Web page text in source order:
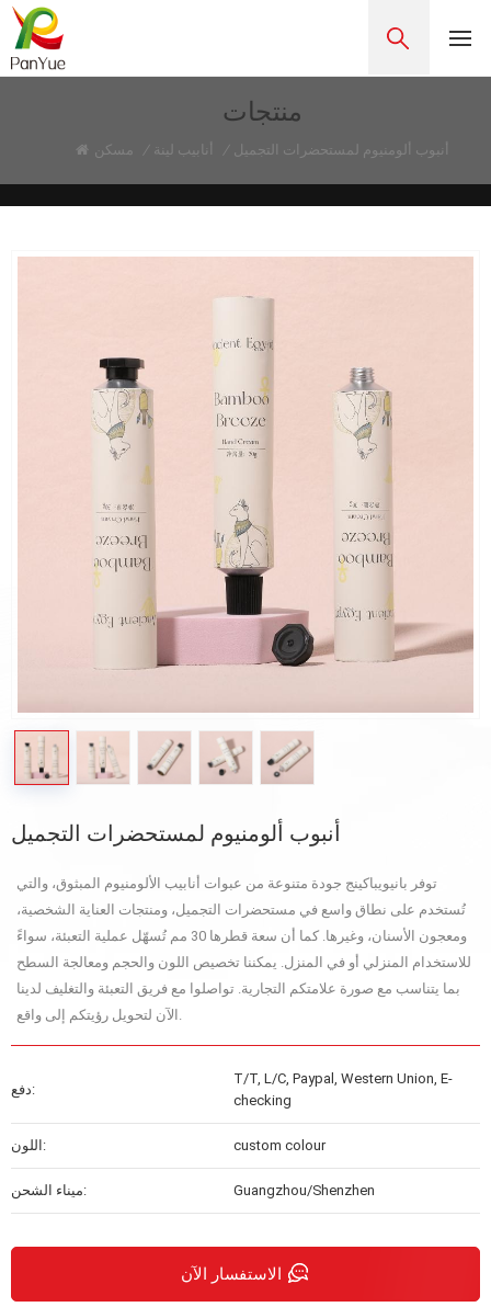
منتجات
مسكن / أنابيب لينة / أنبوب ألومنيوم لمستحضرات التجميل
أنبوب ألومنيوم لمستحضرات التجميل
توفر بانيويباكينج جودة متنوعة من عبوات أنابيب الألومنيوم المبثوق، والتي
تُستخدم على نطاق واسع في مستحضرات التجميل، ومنتجات العناية الشخصية،
ومعجون الأسنان، وغيرها. كما أن سعة قطرها 30 مم تُسهّل عملية التعبئة، سواءً
للاستخدام المنزلي أو في المنزل. يمكننا تخصيص اللون والحجم ومعالجة السطح
بما يتناسب مع صورة علامتكم التجارية. تواصلوا مع فريق التعبئة والتغليف لدينا
الآن لتحويل رؤيتكم إلى واقع.
دفع:
T/T, L/C, Paypal, Western Union, E-
checking
اللون: custom colour
ميناء الشحن: Guangzhou/Shenzhen
الاستفسار الآن